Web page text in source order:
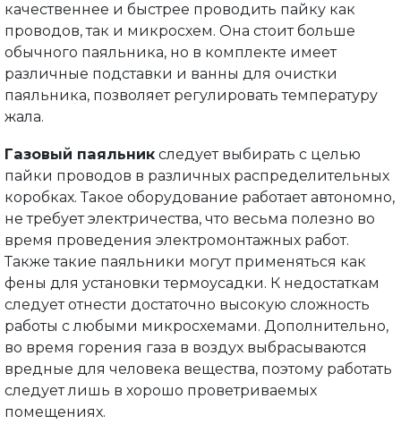
качественнее и быстрее проводить пайку как
проводов, так и микросхем. Она стоит больше
обычного паяльника, но в комплекте имеет
различные подставки и ванны для очистки
паяльника, позволяет регулировать температуру
жала.
Газовый паяльник следует выбирать с целью
пайки проводов в различных распределительных
коробках. Такое оборудование работает автономно,
не требует электричества, что весьма полезно во
время проведения электромонтажных работ.
Также такие паяльники могут применяться как
фены для установки термоусадки. К недостаткам
следует отнести достаточно высокую сложность
работы с любыми микросхемами. Дополнительно,
во время горения газа в воздух выбрасываются
вредные для человека вещества, поэтому работать
следует лишь в хорошо проветриваемых
помещениях.